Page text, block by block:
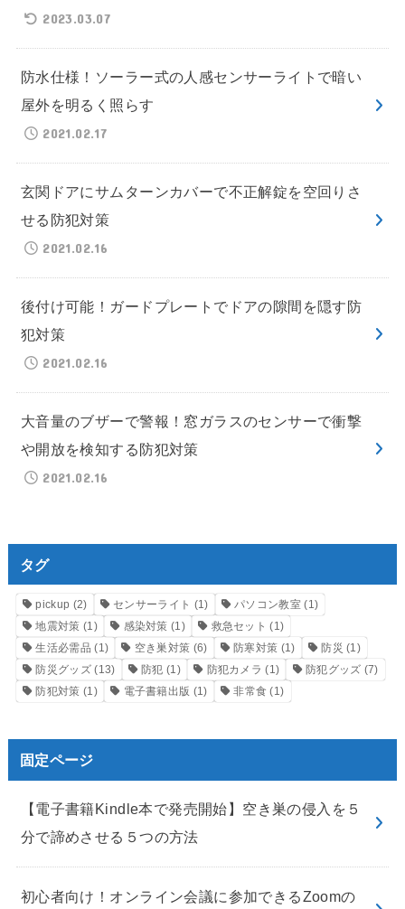
2023.03.07
防水仕様！ソーラー式の人感センサーライトで暗い
屋外を明るく照らす
2021.02.17
玄関ドアにサムターンカバーで不正解錠を空回りさ
せる防犯対策
2021.02.16
後付け可能！ガードプレートでドアの隙間を隠す防
犯対策
2021.02.16
大音量のブザーで警報！窓ガラスのセンサーで衝撃
や開放を検知する防犯対策
2021.02.16
タグ
pickup (2) センサーライト (1) パソコン教室(1)
地震対策 (1) 感染対策 (1) 救急セット (1)
生活必需品 (1) 空き巣対策 (6) 防寒対策 (1) 防災 (1)
防災グッズ(13) 防犯 (1) 防犯カメラ (1) 防犯グッズ (7)
防犯対策 (1) 電子書籍出版 (1) 非常食 (1)
固定ページ
【電子書籍Kindle本で発売開始】空き巣の侵入を５
分で諦めさせる５つの方法
初心者向け！オンライン会議に参加できるZoomの